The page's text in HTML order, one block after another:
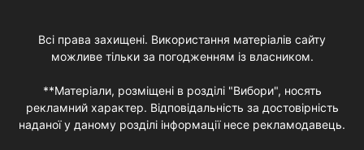
Всі права захищені. Використання матеріалів сайту
можливе тільки за погодженням із власником.
**Матеріали, розміщені в розділі "Вибори", носять
рекламний характер. Відповідальність за достовірність
наданої у даному розділі інформації несе рекламодавець.